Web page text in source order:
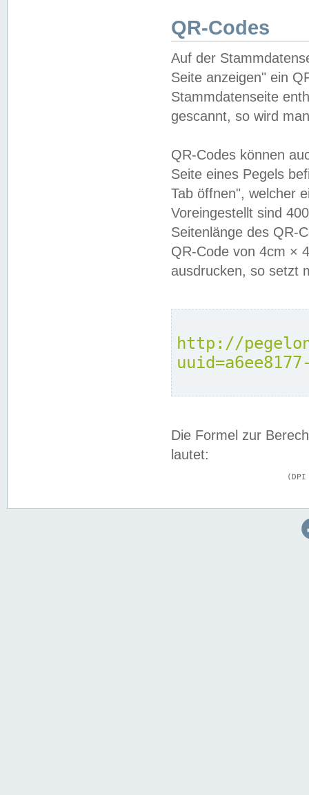
QR-Codes
Auf der
Seite anzeigen" ein
Stammdatenseite
gescannt, so wird
QR-Codes können
Seite eines Pegels
Tab öffnen", welcher
Voreingestellt sind
Seitenlänge des QR-
QR-Code von 4cm ×
ausdrucken, so setzt
http://
Die Formel zur
lautet: